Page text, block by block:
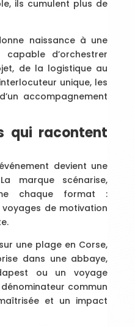
ils cumulent plus de
naissance à une
d’orchestrer
de la logistique au
unique, les
accompagnement
qui racontent
devient une
marque scénarise,
chaque format :
voyages de motivation
une plage en Corse,
dans une abbaye,
ou un voyage
commun
et un impact